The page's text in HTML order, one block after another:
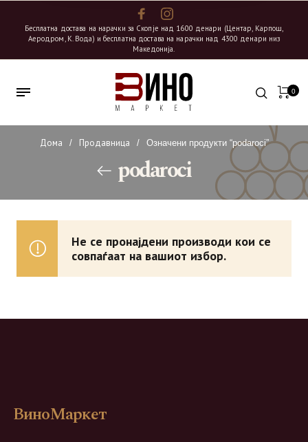
Бесплатна достава на нарачки за Скопје над 1600 денари (Центар, Карпош,
Аеродром, К. Вода) и бесплатна достава на нарачки над 4300 денари низ
Македонија.
0
Дома / Продавница / Означени продукти “podaroci”
podaroci
Не се пронајдени производи кои се
совпаѓаат на вашиот избор.
ВиноМаркет